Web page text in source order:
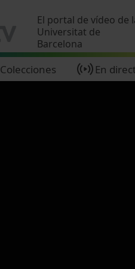
El portal de vídeo de
Universitat de
Barcelona
Colecciones En